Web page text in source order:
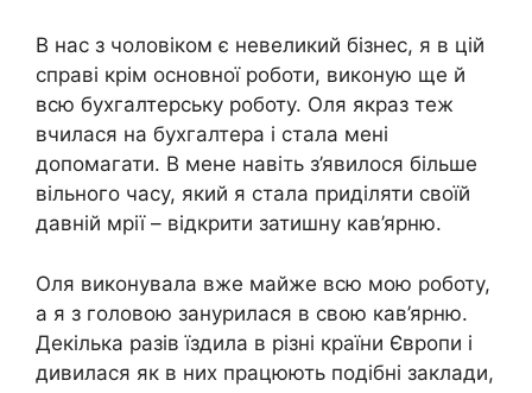
В нас з чоловіком є невеликий бізнес, я в цій
справі крім основної роботи, виконую ще й
всю бухгалтерську роботу. Оля якраз теж
вчилася на бухгалтера і стала мені
допомагати. В мене навіть з’явилося більше
вільного часу, який я стала приділяти своїй
давній мрії – відкрити затишну кав’ярню.
Оля виконувала вже майже всю мою роботу,
а я з головою занурилася в свою кав’ярню.
Декілька разів їздила в різні країни Європи і
дивилася як в них працюють подібні заклади,